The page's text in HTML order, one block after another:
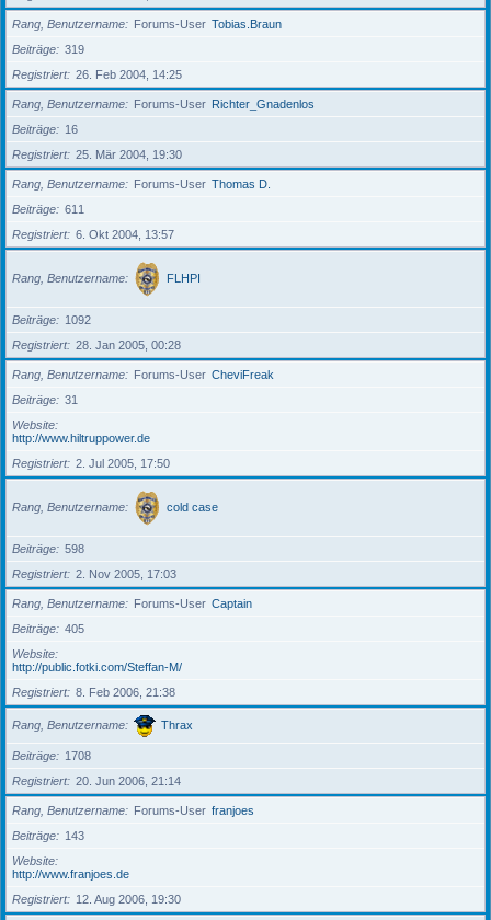
Rang, Benutzername Forums-User Tobias.Braun
Beiträge
319
Registriert
26. Feb 2004, 14:25
Rang, Benutzername Forums-User Richter_Gnadenlos
Beiträge
16
Registriert
25. Mär 2004, 19:30
Rang, Benutzername Forums-User Thomas D.
Beiträge
611
Registriert
6. Okt 2004, 13:57
Rang, Benutzername FLHPI
Beiträge
1092
Registriert
28. Jan 2005, 00:28
Rang, Benutzername Forums-User CheviFreak
Beiträge
31
Website
http://www.hiltruppower.de
Registriert
2. Jul 2005, 17:50
Rang, Benutzername cold case
Beiträge
598
Registriert
2. Nov 2005, 17:03
Rang, Benutzername Forums-User Captain
Beiträge
405
Website
http://public.fotki.com/Steffan-M/
Registriert
8. Feb 2006, 21:38
Rang, Benutzername Thrax
Beiträge
1708
Registriert
20. Jun 2006, 21:14
Rang, Benutzername Forums-User franjoes
Beiträge
143
Website
http://www.franjoes.de
Registriert
12. Aug 2006, 19:30